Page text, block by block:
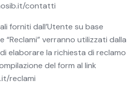
contatti
forniti dall’Utente su base
“Reclami” verranno utilizzati dalla
elaborare la richiesta di reclamo
del form al link
reclami